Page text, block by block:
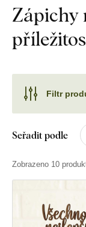
Zápichy
Filtr
Seřadit podle
Zobrazeno 10